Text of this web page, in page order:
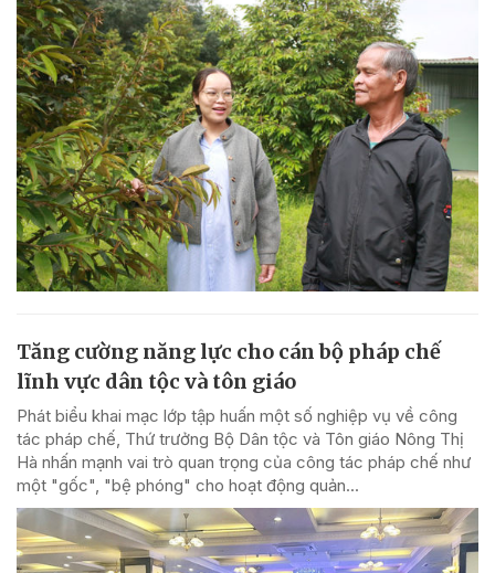
Tăng cường năng lực cho cán bộ pháp chế
lĩnh vực dân tộc và tôn giáo
Phát biểu khai mạc lớp tập huấn một số nghiệp vụ về công
tác pháp chế, Thứ trưởng Bộ Dân tộc và Tôn giáo Nông Thị
Hà nhấn mạnh vai trò quan trọng của công tác pháp chế như
một "gốc", "bệ phóng" cho hoạt động quản...